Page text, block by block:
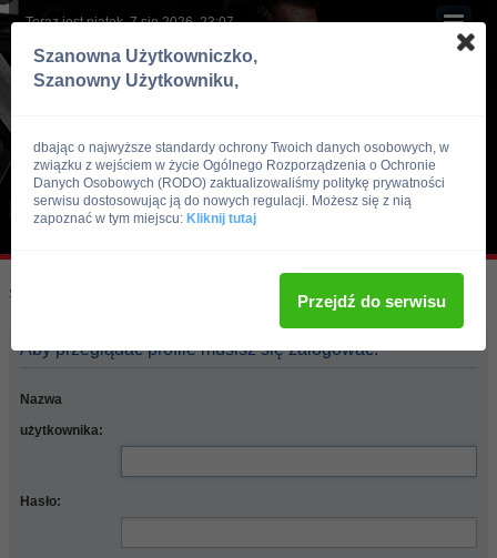
Teraz jest piątek, 7 sie 2026, 23:07
Skocz do:
Aby przeglądać profile musisz się zalogować.
Nazwa
użytkownika:
Hasło:
Szanowna Użytkowniczko,
Szanowny Użytkowniku,
dbając o najwyższe standardy ochrony Twoich danych osobowych, w
związku z wejściem w życie Ogólnego Rozporządzenia o Ochronie
Danych Osobowych (RODO) zaktualizowaliśmy politykę prywatności
serwisu dostosowując ją do nowych regulacji. Możesz się z nią
zapoznać w tym miejscu: Kliknij tutaj
Przejdź do serwisu